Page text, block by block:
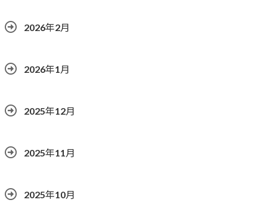
2026年2月
2026年1月
2025年12月
2025年11月
2025年10月